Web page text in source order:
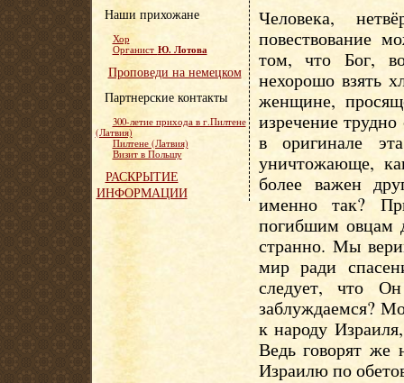
Человека,
повествование
том, что Бог,
нехорошо взять
женщине,
изречение
в оригинале
уничтожающе,
более важен
именно так?
погибшим овцам
странно. Мы
мир ради
следует, что
заблуждаемся?
к народу
Ведь говорят же
Израилю по
Наши прихожане
Хор
Органист Ю. Лотова
Проповеди на немецком
Партнерские контакты
300-летие прихода в г.Пилтене
(Латвия)
Пилтене (Латвия)
Визит в Польшу
РАСКРЫТИЕ
ИНФОРМАЦИИ